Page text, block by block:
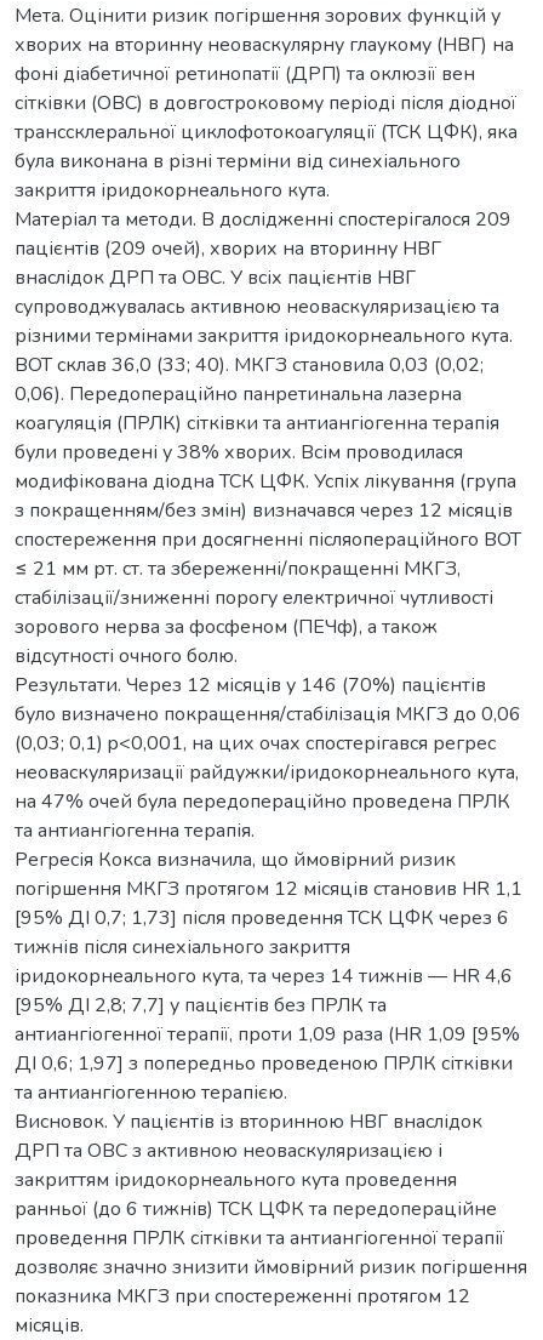
Мета. Оцінити ризик погіршення зорових функцій у
хворих на вторинну неоваскулярну глаукому (НВГ) на
фоні діабетичної ретинопатії (ДРП) та оклюзії вен
сітківки (ОВС) в довгостроковому періоді після діодної
транссклеральної циклофотокоагуляції (ТСК ЦФК), яка
була виконана в різні терміни від синехіального
закриття іридокорнеального кута.
Матеріал та методи. В дослідженні спостерігалося 209
пацієнтів (209 очей), хворих на вторинну НВГ
внаслідок ДРП та ОВС. У всіх пацієнтів НВГ
супроводжувалась активною неоваскуляризацією та
різними термінами закриття іридокорнеального кута.
ВОТ склав 36,0 (33; 40). МКГЗ становила 0,03 (0,02;
0,06). Передопераційно панретинальна лазерна
коагуляція (ПРЛК) сітківки та антиангіогенна терапія
були проведені у 38% хворих. Всім проводилася
модифікована діодна ТСК ЦФК. Успіх лікування (група
з покращенням/без змін) визначався через 12 місяців
спостереження при досягненні післяопераційного ВОТ
≤ 21 мм рт. ст. та збереженні/покращенні МКГЗ,
стабілізації/зниженні порогу електричної чутливості
зорового нерва за фосфеном (ПЕЧф), а також
відсутності очного болю.
Результати. Через 12 місяців у 146 (70%) пацієнтів
було визначено покращення/стабілізація МКГЗ до 0,06
(0,03; 0,1) p<0,001, на цих очах спостерігався регрес
неоваскуляризації райдужки/іридокорнеального кута,
на 47% очей була передопераційно проведена ПРЛК
та антиангіогенна терапія.
Регресія Кокса визначила, що ймовірний ризик
погіршення МКГЗ протягом 12 місяців становив HR 1,1
[95% ДІ 0,7; 1,73] після проведення ТСК ЦФК через 6
тижнів після синехіального закриття
іридокорнеального кута, та через 14 тижнів — HR 4,6
[95% ДІ 2,8; 7,7] у пацієнтів без ПРЛК та
антиангіогенної терапії, проти 1,09 раза (HR 1,09 [95%
ДІ 0,6; 1,97] з попередньо проведеною ПРЛК сітківки
та антиангіогенною терапією.
Висновок. У пацієнтів із вторинною НВГ внаслідок
ДРП та ОВС з активною неоваскуляризацією і
закриттям іридокорнеального кута проведення
ранньої (до 6 тижнів) ТСК ЦФК та передопераційне
проведення ПРЛК сітківки та антиангіогенної терапії
дозволяє значно знизити ймовірний ризик погіршення
показника МКГЗ при спостереженні протягом 12
місяців.